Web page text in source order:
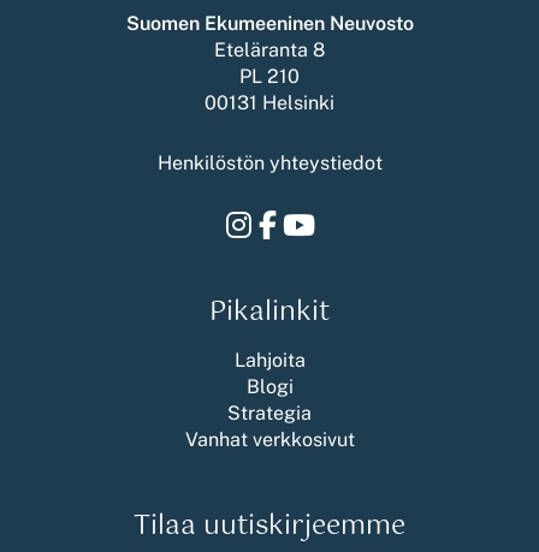
Suomen Ekumeeninen Neuvosto
Eteläranta 8
PL 210
00131 Helsinki
Henkilöstön yhteystiedot
Instagram
Facebook
Youtube
Pikalinkit
Lahjoita
Blogi
Strategia
Vanhat verkkosivut
Tilaa uutiskirjeemme